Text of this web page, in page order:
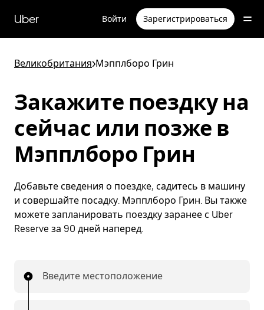
перейти
к
содержимому
Uber Войти Зарегистрироваться
Великобритания>Мэпплборо Грин
Закажите поездку на
сейчас или позже в
Мэпплборо Грин
Добавьте сведения о поездке, садитесь в машину
и совершайте посадку. Мэпплборо Грин. Вы также
можете запланировать поездку заранее с Uber
Reserve за 90 дней наперед.
Введите местоположение